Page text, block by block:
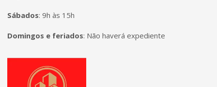
Sábados: 9h às 15h
Domingos e feriados: Não haverá expediente
Página inicial